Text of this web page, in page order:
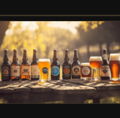
Guide Ultime des Marques
de Bières Françaises Sans
Alcool : Les Plus Connues
et Appréciées